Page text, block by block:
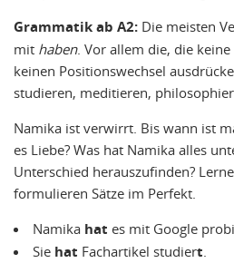
Grammatik ab A2: Die meisten
mit haben. Vor allem die, die
keinen Positionswechsel
studieren, meditieren,
Namika ist verwirrt. Bis wann ist
es Liebe? Was hat Namika alles
Unterschied herauszufinden?
formulieren Sätze im Perfekt.
Namika hat es mit Google
Sie hat Fachartikel studiert